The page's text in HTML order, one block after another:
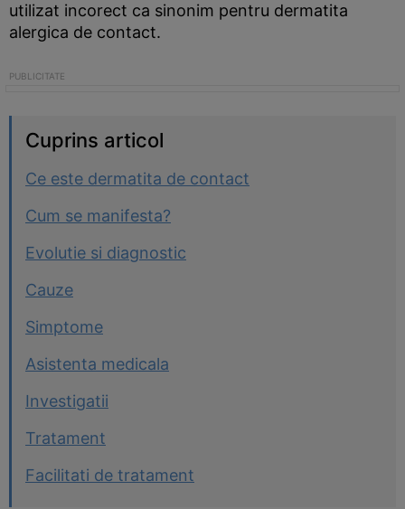
utilizat incorect ca sinonim pentru dermatita
alergica de contact.
Cuprins articol
Ce este dermatita de contact
Cum se manifesta?
Evolutie si diagnostic
Cauze
Simptome
Asistenta medicala
Investigatii
Tratament
Facilitati de tratament